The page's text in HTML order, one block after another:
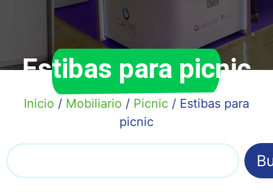
Estibas para picnic
Inicio / Mobiliario / Picnic / Estibas para
picnic